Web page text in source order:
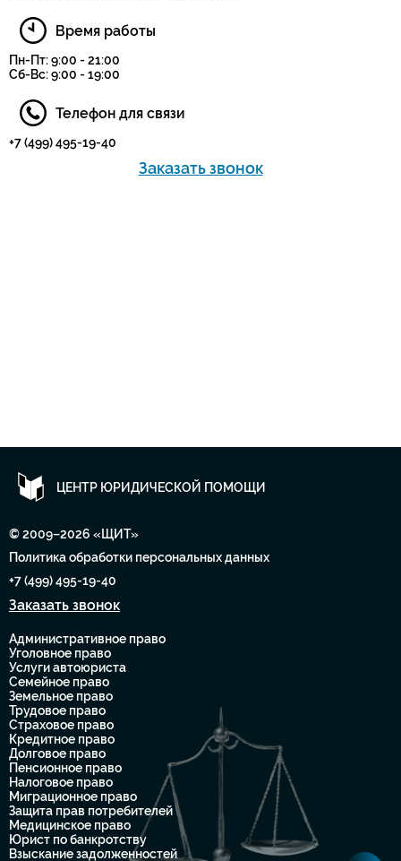
Время работы
Пн-Пт: 9:00 - 21:00
Сб-Вс: 9:00 - 19:00
Телефон для связи
+7 (499) 495-19-40
Заказать звонок
ЦЕНТР ЮРИДИЧЕСКОЙ ПОМОЩИ
© 2009–2026 «ЩИТ»
Политика обработки персональных данных
+7 (499) 495-19-40
Заказать звонок
Административное право
Уголовное право
Услуги автоюриста
Семейное право
Земельное право
Трудовое право
Страховое право
Кредитное право
Долговое право
Пенсионное право
Налоговое право
Миграционное право
Защита прав потребителей
Медицинское право
Юрист по банкротству
Взыскание задолженностей